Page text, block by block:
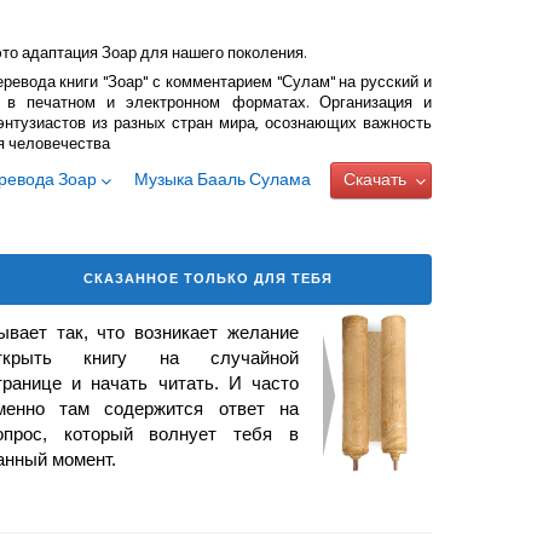
адаптация Зоар для нашего поколения.
книги "Зоар" с комментарием "Сулам" на русский и
печатном и электронном форматах. Организация и
из разных стран мира, осознающих важность
человечества
Зоар Музыка Бааль Сулама Скачать
СКАЗАННОЕ ТОЛЬКО ДЛЯ ТЕБЯ
так, что возникает желание
книгу на случайной
и начать читать. И часто
там содержится ответ на
который волнует тебя в
момент.